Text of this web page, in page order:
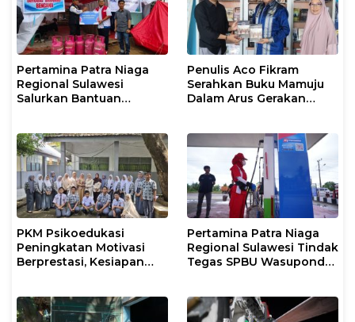
Pertamina Patra Niaga
Regional Sulawesi
Salurkan Bantuan
Kendari
Penulis Aco Fikram
Serahkan Buku Mamuju
Dalam Arus Gerakan
PKM Psikoedukasi
Peningkatan Motivasi
Berprestasi, Kesiapan
Perilaku Bullying pada
Siswa
Pertamina Patra Niaga
Regional Sulawesi Tindak
Tegas SPBU Wasuponda,